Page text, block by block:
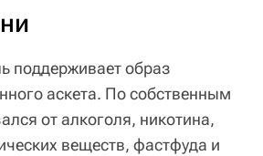
поддерживает образ
аскета. По собственным
от алкоголя, никотина,
веществ, фастфуда и